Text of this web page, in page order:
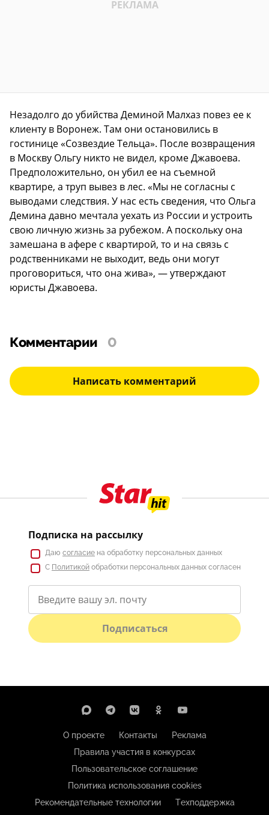
Незадолго до убийства Деминой Малхаз повез ее к
клиенту в Воронеж. Там они остановились в
гостинице «Созвездие Тельца». После возвращения
в Москву Ольгу никто не видел, кроме Джавоева.
Предположительно, он убил ее на съемной
квартире, а труп вывез в лес. «Мы не согласны с
выводами следствия. У нас есть сведения, что Ольга
Демина давно мечтала уехать из России и устроить
свою личную жизнь за рубежом. А поскольку она
замешана в афере с квартирой, то и на связь с
родственниками не выходит, ведь они могут
проговориться, что она жива», — утверждают
юристы Джавоева.
Комментарии 0
Написать комментарий
Подписка на рассылку
Даю согласие на обработку персональных данных
С Политикой обработки персональных данных согласен
Подписаться
О проекте Контакты
Реклама
Правила участия в конкурсах
Пользовательское соглашение
Политика использования cookies
Рекомендательные технологии
Техподдержка